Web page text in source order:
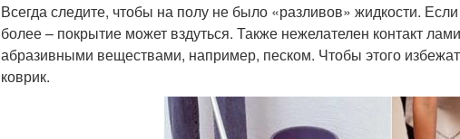
Всегда следите, чтобы на полу не было «разливов» жидкости.
более – покрытие может вздуться. Также нежелателен контакт
абразивными веществами, например, песком. Чтобы этого
коврик.